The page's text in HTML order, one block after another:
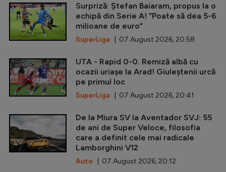
Surpriză: Ștefan Baiaram, propus la o
echipă din Serie A! ”Poate să dea 5-6
milioane de euro”
SuperLiga | 07 August 2026, 20:58
UTA - Rapid 0-0. Remiză albă cu
ocazii uriașe la Arad! Giuleștenii urcă
pe primul loc
SuperLiga | 07 August 2026, 20:41
De la Miura SV la Aventador SVJ: 55
de ani de Super Veloce, filosofia
care a definit cele mai radicale
Lamborghini V12
Auto | 07 August 2026, 20:12